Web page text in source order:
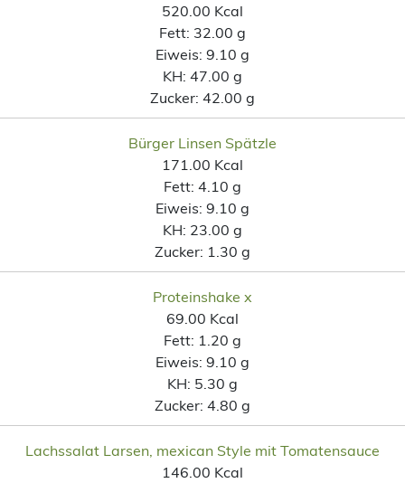
520.00 Kcal
Fett: 32.00 g
Eiweis: 9.10 g
KH: 47.00 g
Zucker: 42.00 g
Bürger Linsen Spätzle
171.00 Kcal
Fett: 4.10 g
Eiweis: 9.10 g
KH: 23.00 g
Zucker: 1.30 g
Proteinshake x
69.00 Kcal
Fett: 1.20 g
Eiweis: 9.10 g
KH: 5.30 g
Zucker: 4.80 g
Lachssalat Larsen, mexican Style mit Tomatensauce
146.00 Kcal